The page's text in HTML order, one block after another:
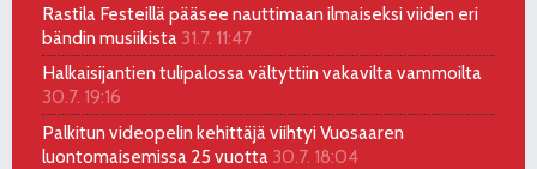
Rastila Festeillä pääsee nauttimaan ilmaiseksi viiden eri
bändin musiikista 31.7. 11:47
Halkaisijantien tulipalossa vältyttiin vakavilta vammoilta
30.7. 19:16
Palkitun videopelin kehittäjä viihtyi Vuosaaren
luontomaisemissa 25 vuotta 30.7. 18:04